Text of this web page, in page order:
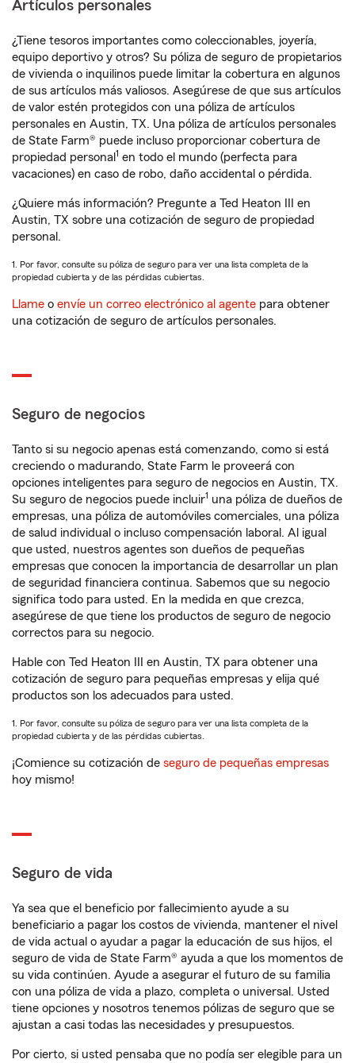
Artículos personales
¿Tiene tesoros importantes como coleccionables, joyería,
equipo deportivo y otros? Su póliza de seguro de propietarios
de vivienda o inquilinos puede limitar la cobertura en algunos
de sus artículos más valiosos. Asegúrese de que sus artículos
de valor estén protegidos con una póliza de artículos
personales en Austin, TX. Una póliza de artículos personales
de State Farm® puede incluso proporcionar cobertura de
propiedad personal 1 en todo el mundo (perfecta para
vacaciones) en caso de robo, daño accidental o pérdida.
¿Quiere más información? Pregunte a Ted Heaton III en
Austin, TX sobre una cotización de seguro de propiedad
personal.
1. Por favor, consulte su póliza de seguro para ver una lista completa de la
propiedad cubierta y de las pérdidas cubiertas.
Llame o envíe un correo electrónico al agente para obtener
una cotización de seguro de artículos personales.
Seguro de negocios
Tanto si su negocio apenas está comenzando, como si está
creciendo o madurando, State Farm le proveerá con
opciones inteligentes para seguro de negocios en Austin, TX.
Su seguro de negocios puede incluir1 una póliza de dueños de
empresas, una póliza de automóviles comerciales, una póliza
de salud individual o incluso compensación laboral. Al igual
que usted, nuestros agentes son dueños de pequeñas
empresas que conocen la importancia de desarrollar un plan
de seguridad financiera continua. Sabemos que su negocio
significa todo para usted. En la medida en que crezca,
asegúrese de que tiene los productos de seguro de negocio
correctos para su negocio.
Hable con Ted Heaton III en Austin, TX para obtener una
cotización de seguro para pequeñas empresas y elija qué
productos son los adecuados para usted.
1. Por favor, consulte su póliza de seguro para ver una lista completa de la
propiedad cubierta y de las pérdidas cubiertas.
¡Comience su cotización de seguro de pequeñas empresas
hoy mismo!
Seguro de vida
Ya sea que el beneficio por fallecimiento ayude a su
beneficiario a pagar los costos de vivienda, mantener el nivel
de vida actual o ayudar a pagar la educación de sus hijos, el
seguro de vida de State Farm® ayuda a que los momentos de
su vida continúen. Ayude a asegurar el futuro de su familia
con una póliza de vida a plazo, completa o universal. Usted
tiene opciones y nosotros tenemos pólizas de seguro que se
ajustan a casi todas las necesidades y presupuestos.
Por cierto, si usted pensaba que no podía ser elegible para un